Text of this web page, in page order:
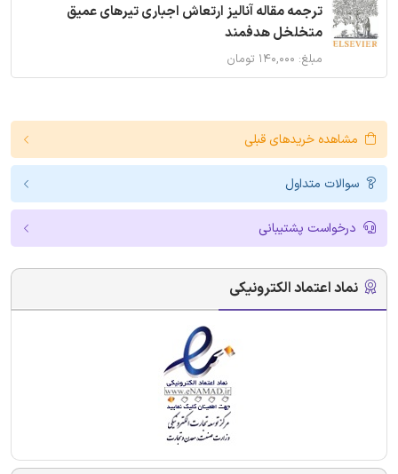
ترجمه مقاله آنالیز ارتعاش اجباری تیرهای عمیق
متخلخل هدفمند
مبلغ: ۱۴۰,۰۰۰ تومان
مشاهده خریدهای قبلی
سوالات متداول
درخواست پشتیبانی
نماد اعتماد الکترونیکی